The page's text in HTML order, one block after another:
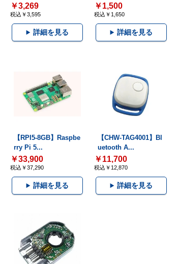
￥3,269
税込￥3,595
詳細を見る
￥1,500
税込￥1,650
詳細を見る
【RPI5-8GB】Raspbe
rry Pi 5...
￥33,900
税込￥37,290
詳細を見る
【CHW-TAG4001】Bl
uetooth A...
￥11,700
税込￥12,870
詳細を見る